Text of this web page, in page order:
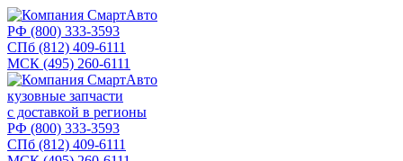
РФ (800) 333-3593
СПб (812) 409-6111
МСК (495) 260-6111
кузовные запчасти
с доставкой в регионы
РФ (800) 333-3593
СПб (812) 409-6111